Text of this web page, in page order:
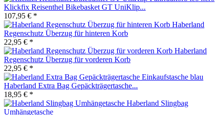
Klickfix Reisenthel Bikebasket GT UniKlip...
107,95 € *
Haberland
Regenschutz Überzug für hinteren Korb
22,95 € *
Haberland
Regenschutz Überzug für vorderen Korb
22,95 € *
Haberland Extra Bag Gepäckträgertasche...
18,95 € *
Haberland Slingbag
Umhängetasche